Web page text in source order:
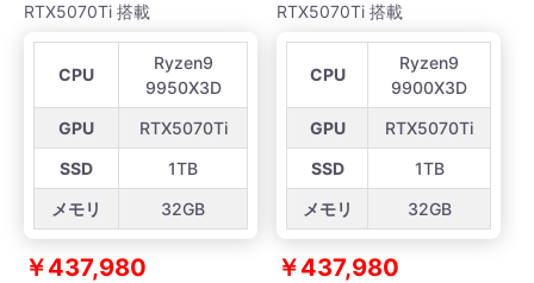
RTX5070Ti 搭載
CPU
Ryzen9
9950X3D
GPU
RTX5070Ti
SSD
1TB
メモリ
32GB
￥437,980
RTX5070Ti 搭載
CPU
Ryzen9
9900X3D
GPU
RTX5070Ti
SSD
1TB
メモリ
32GB
￥437,980